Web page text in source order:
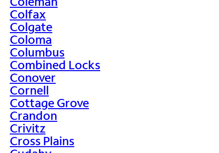
Colfax
Colgate
Coloma
Columbus
Combined Locks
Conover
Cornell
Cottage Grove
Crandon
Crivitz
Cross Plains